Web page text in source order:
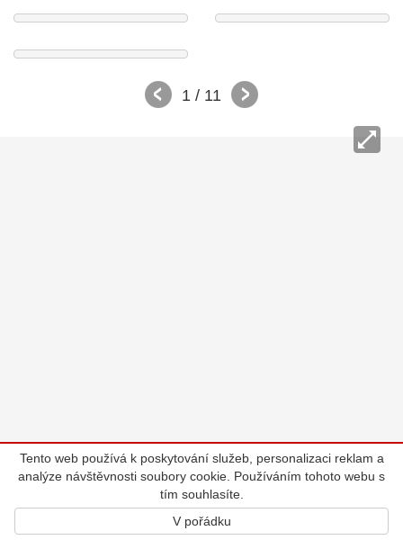
1 / 11
Tento web používá k poskytování služeb, personalizaci reklam a
analýze návštěvnosti soubory cookie. Používáním tohoto webu s
tím souhlasíte.
V pořádku